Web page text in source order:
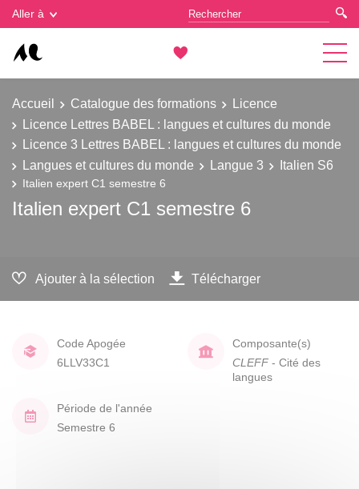
Aller à
Accueil Catalogue des formations
Licence
Licence Lettres BABEL : langues et cultures du monde
Licence 3 Lettres BABEL : langues et cultures du monde
Langues et cultures du monde
Langue 3 Italien S6
Italien expert C1 semestre 6
Italien expert C1 semestre 6
Ajouter à la sélection Télécharger
Code Apogée
6LLV33C1
Composante(s)
CLEFF - Cité des
langues
Période de l'année
Semestre 6
Gestion des cookies